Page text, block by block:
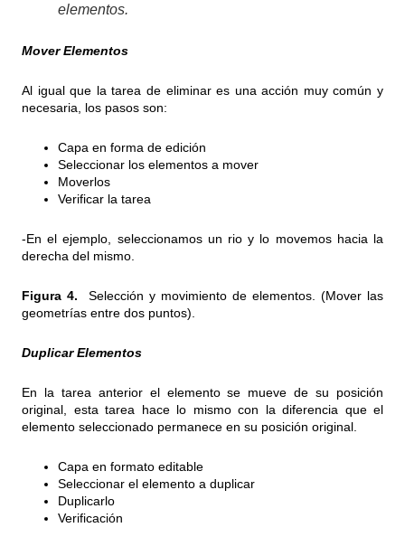
elementos.
Mover Elementos
Al igual que la tarea de eliminar es una acción muy común y
necesaria, los pasos son:
Capa en forma de edición
Seleccionar los elementos a mover
Moverlos
Verificar la tarea
-En el ejemplo, seleccionamos un rio y lo movemos hacia la
derecha del mismo.
Figura 4. Selección y movimiento de elementos. (Mover las
geometrías entre dos puntos).
Duplicar Elementos
En la tarea anterior el elemento se mueve de su posición
original, esta tarea hace lo mismo con la diferencia que el
elemento seleccionado permanece en su posición original.
Capa en formato editable
Seleccionar el elemento a duplicar
Duplicarlo
Verificación